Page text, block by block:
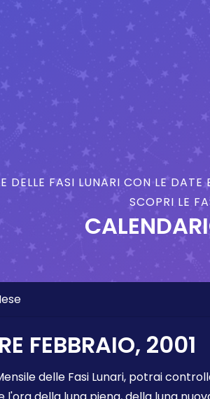
DELLE FASI LUNARI CON LE
SCOPRI LE
FEBBRAIO, 2001
delle Fasi Lunari, potrai